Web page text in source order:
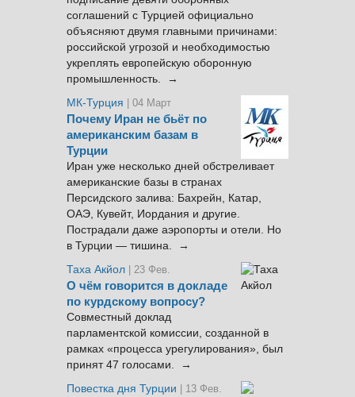
соглашений с Турцией официально
объясняют двумя главными причинами:
российской угрозой и необходимостью
укреплять европейскую оборонную
промышленность. →
МК-Турция
| 04 Март
Почему Иран не бьёт по
американским базам в
Турции
Иран уже несколько дней обстреливает
американские базы в странах
Персидского залива: Бахрейн, Катар,
ОАЭ, Кувейт, Иордания и другие.
Пострадали даже аэропорты и отели. Но
в Турции — тишина. →
Таха Акйол | 23 Фев.
О чём говорится в докладе
по курдскому вопросу?
Совместный доклад
парламентской комиссии, созданной в
рамках «процесса урегулирования», был
принят 47 голосами. →
Повестка дня Турции
| 13 Фев.